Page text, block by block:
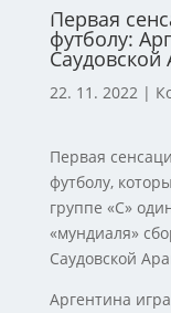
Первая
футболу:
Саудовской
22. 11. 2022|
Первая
футболу,
группе «С»
«мундиаля»
Саудовской
Аргентина